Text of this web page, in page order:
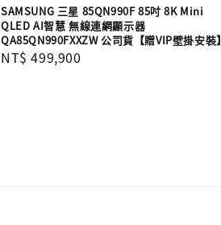
SAMSUNG 三星 85QN990F 85吋 8K Mini
QLED AI智慧 無線連網顯示器
QA85QN990FXXZW 公司貨【贈VIP壁掛安裝】
Regular
NT$ 499,900